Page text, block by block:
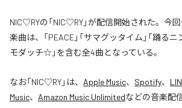
NIC♡RYの「NIC♡RY」が配信開始された。今
楽曲は、「PEACE」「サマグッタイム」「踊るニ
モダッチ☆」を含む全4曲となっている。
なお「NIC♡RY」は、 Apple Music、 Spotify、
Music、 Amazon Music Unlimitedなどの音楽配